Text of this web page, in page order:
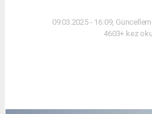
09.03.2025 - 16:09,
4603+ kez